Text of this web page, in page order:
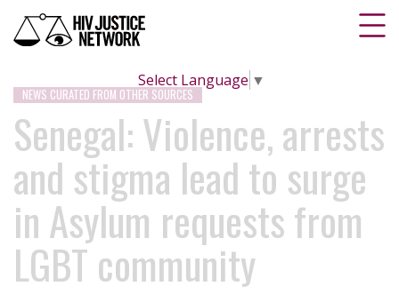
Select Language ▼
NEWS CURATED FROM OTHER SOURCES
Senegal: Violence, arrests
and stigma lead to surge
in Asylum requests from
LGBT community